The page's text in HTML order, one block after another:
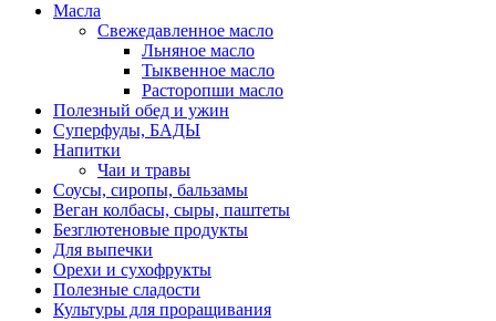
Масла
Свежедавленное масло
Льняное масло
Тыквенное масло
Расторопши масло
Полезный обед и ужин
Суперфуды, БАДЫ
Напитки
Чаи и травы
Соусы, сиропы, бальзамы
Веган колбасы, сыры, паштеты
Безглютеновые продукты
Для выпечки
Орехи и сухофрукты
Полезные сладости
Культуры для проращивания